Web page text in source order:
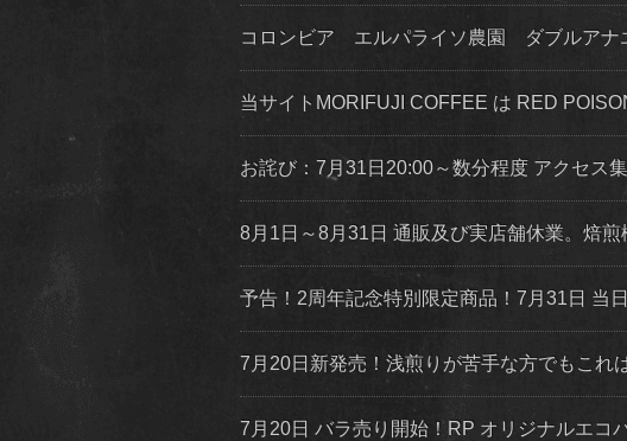
コロンビア エルパライソ農園 ダブルア
当サイトMORIFUJI COFFEE は RED
お詫び：7月31日20:00～数分程度 アクセス
8月1日～8月31日 通販及び実店舗休業。焙
予告！2周年記念特別限定商品！7月31日
7月20日新発売！浅煎りが苦手な方でもこ
7月20日 バラ売り開始！RP オリジナルエコ